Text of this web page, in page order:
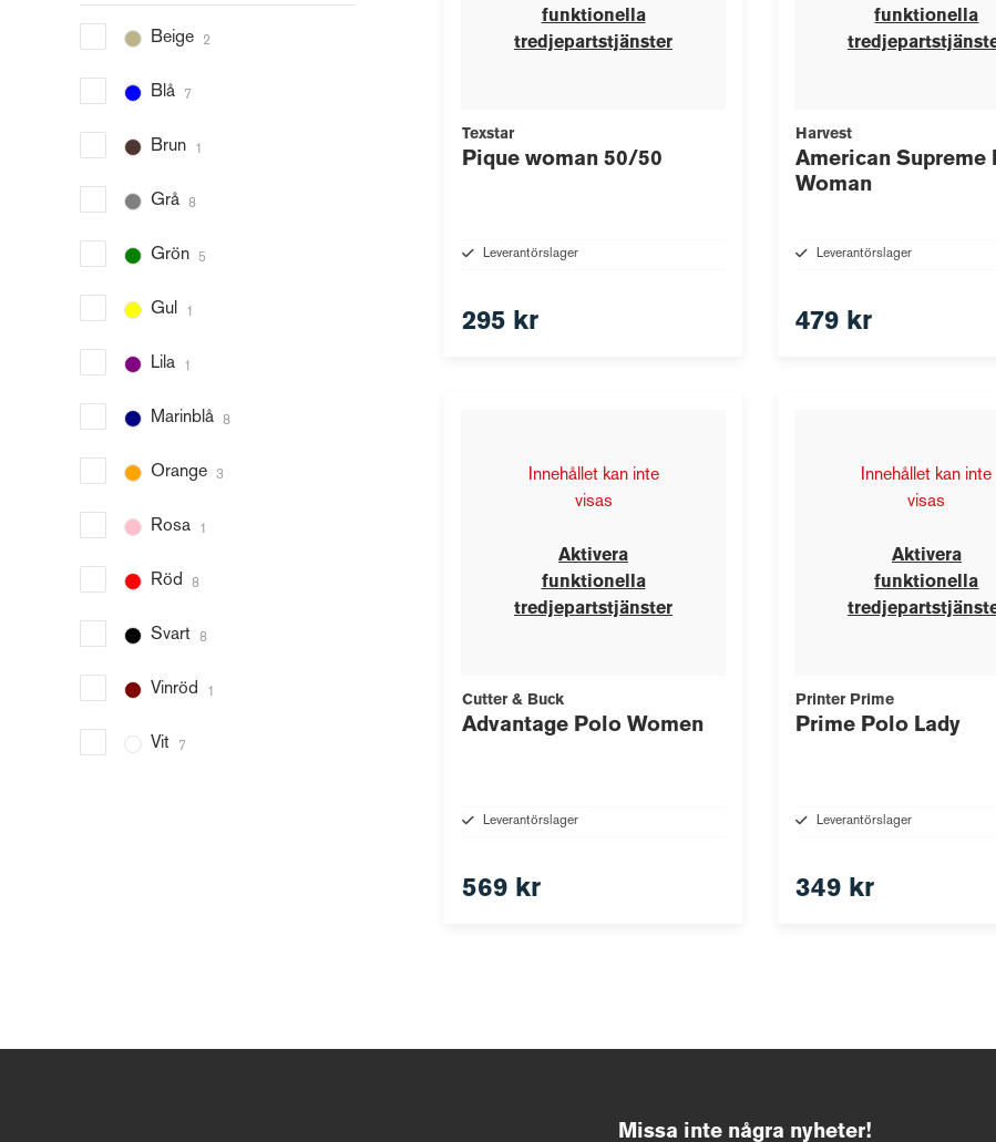
Beige 2
Blå 7
Brun 1
Grå 8
Grön 5
Gul 1
Lila 1
Marinblå 8
Orange 3
Rosa 1
Röd 8
Svart 8
Vinröd 1
Vit 7
funktionella
tredjepartstjänster
Texstar
Pique woman 50/50
Leverantörslager
295 kr
funktionella
Harvest
American Supreme
Woman
Leverantörslager
479 kr
Innehållet kan inte
visas
Aktivera
funktionella
tredjepartstjänster
Cutter & Buck
Advantage Polo Women
Leverantörslager
569 kr
Innehållet kan inte
visas
Aktivera
funktionella
Printer Prime
Prime Polo Lady
Leverantörslager
349 kr
Missa inte några nyheter!